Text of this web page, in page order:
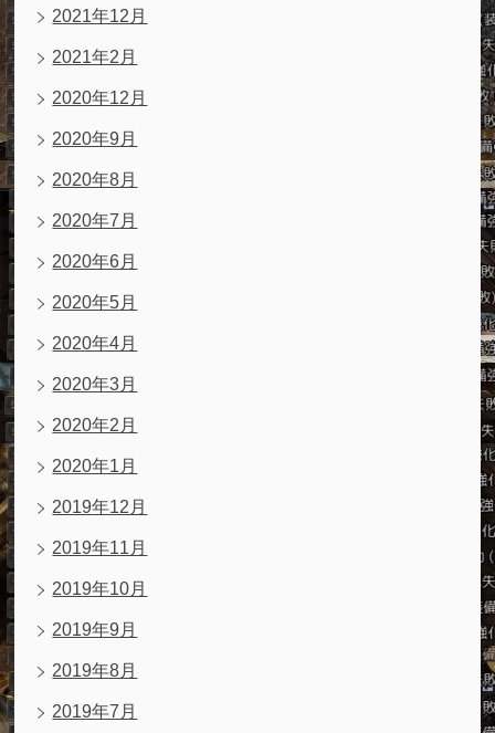
2021年12月
2021年2月
2020年12月
2020年9月
2020年8月
2020年7月
2020年6月
2020年5月
2020年4月
2020年3月
2020年2月
2020年1月
2019年12月
2019年11月
2019年10月
2019年9月
2019年8月
2019年7月